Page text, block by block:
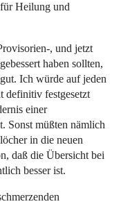
Heilung und
, und jetzt
haben sollten,
Ich würde auf jeden
definitiv festgesetzt
einer
Sonst müßten nämlich
in die neuen
daß die Übersicht bei
besser ist.